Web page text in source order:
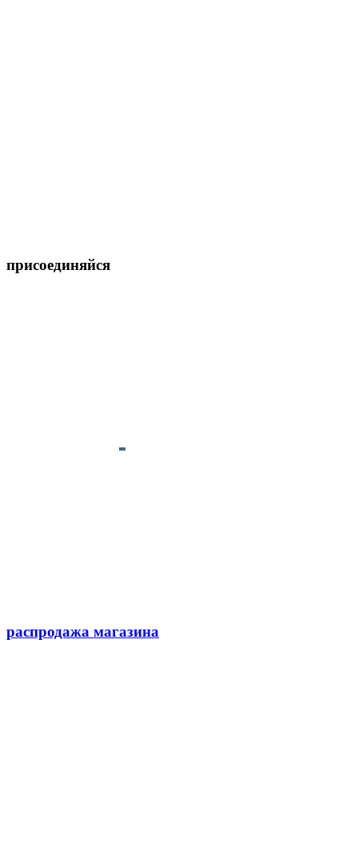
присоединяйся
распродажа магазина